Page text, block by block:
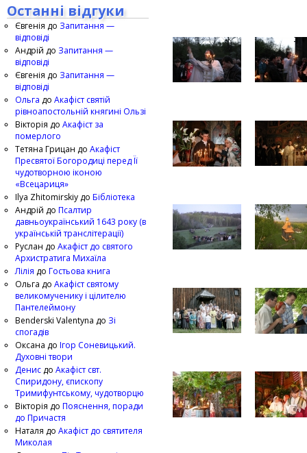
Останні відгуки
Євгенія до Запитання —
відповіді
Андрій до Запитання —
відповіді
Євгенія до Запитання —
відповіді
Ольга до Акафіст святій
рівноапостольній княгині Ользі
Вікторія до Акафіст за
померлого
Тетяна Грицан до Акафіст
Пресвятої Богородиці перед Її
чудотворною іконою
«Всецариця»
Ilya Zhitomirskiy до Бібліотека
Андрій до Псалтир
давньоукраїнський 1643 року (в
українській транслітерації)
Руслан до Акафіст до святого
Архистратига Михаїла
Лілія до Гостьова книга
Ольга до Акафіст святому
великомученику і цілителю
Пантелеймону
Benderski Valentyna до Зі
спогадів
Оксана до Ігор Соневицький.
Духовні твори
Денис до Акафіст свт.
Спиридону, єпископу
Тримифунтському, чудотворцю
Вікторія до Пояснення, поради
до Причастя
Наталя до Акафіст до святителя
Миколая